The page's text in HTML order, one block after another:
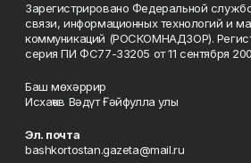
Зарегистрировано Федеральной
связи, информационных технологий и
коммуникаций (РОСКОМНАДЗОР).
серия ПИ ФС77-33205 от 11 сентября
Баш мөхәррир
Исхаҡов Вәдүт Ғәйфулла улы
Эл. почта
bashkortostan.gazeta@mail.ru